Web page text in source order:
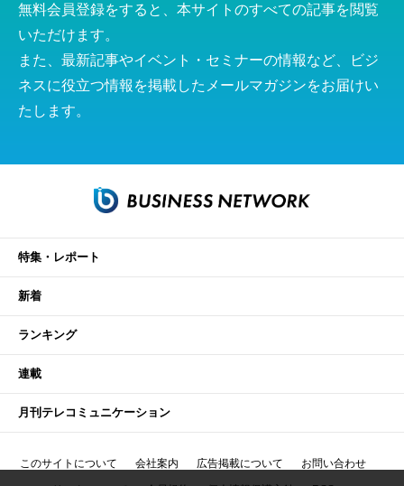
無料会員登録をすると、本サイトのすべての記事を閲覧
いただけます。
また、最新記事やイベント・セミナーの情報など、ビジ
ネスに役立つ情報を掲載したメールマガジンをお届けい
たします。
特集・レポート
新着
ランキング
連載
月刊テレコミュニケーション
このサイトについて 会社案内 広告掲載について お問い合わせ